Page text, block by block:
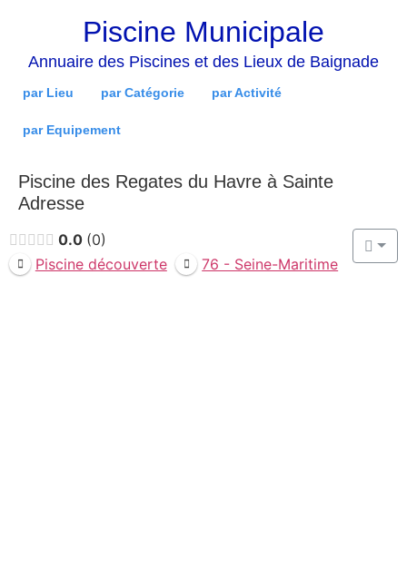
Piscine Municipale
Annuaire des Piscines et des Lieux de Baignade
par Lieu par Catégorie par Activité
par Equipement
Piscine des Regates du Havre à Sainte
Adresse
0.0 0
Piscine découverte
76 - Seine-Maritime